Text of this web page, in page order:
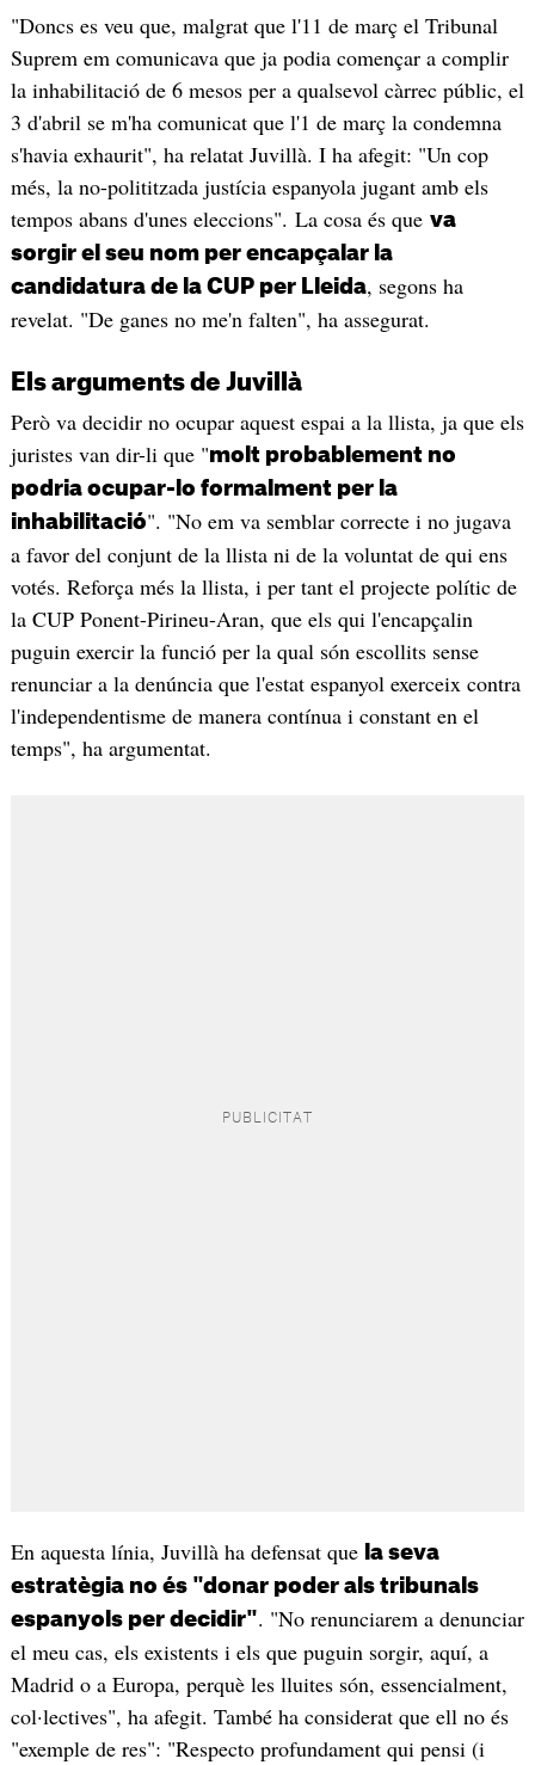
"Doncs es veu que, malgrat que l'11 de març el Tribunal
Suprem em comunicava que ja podia començar a complir
la inhabilitació de 6 mesos per a qualsevol càrrec públic, el
3 d'abril se m'ha comunicat que l'1 de març la condemna
s'havia exhaurit", ha relatat Juvillà. I ha afegit: "Un cop
més, la no-polititzada justícia espanyola jugant amb els
tempos abans d'unes eleccions". La cosa és que va
sorgir el seu nom per encapçalar la
candidatura de la CUP per Lleida, segons ha
revelat. "De ganes no me'n falten", ha assegurat.
Els arguments de Juvillà
Però va decidir no ocupar aquest espai a la llista, ja que els
juristes van dir-li que "molt probablement no
podria ocupar-lo formalment per la
inhabilitació". "No em va semblar correcte i no jugava
a favor del conjunt de la llista ni de la voluntat de qui ens
votés. Reforça més la llista, i per tant el projecte polític de
la CUP Ponent-Pirineu-Aran, que els qui l'encapçalin
puguin exercir la funció per la qual són escollits sense
renunciar a la denúncia que l'estat espanyol exerceix contra
l'independentisme de manera contínua i constant en el
temps", ha argumentat.
En aquesta línia, Juvillà ha defensat que la seva
estratègia no és "donar poder als tribunals
espanyols per decidir". "No renunciarem a denunciar
el meu cas, els existents i els que puguin sorgir, aquí, a
Madrid o a Europa, perquè les lluites són, essencialment,
col·lectives", ha afegit. També ha considerat que ell no és
"exemple de res": "Respecto profundament qui pensi (i